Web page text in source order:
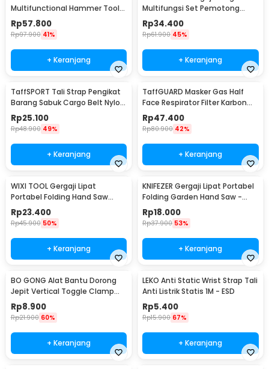
Multifunctional Hammer Tool
for Camping Survival - WL-
9003
Rp57.800
Rp97.900 41%
+ Keranjang
Multifungsi Set Pemotong
Kayu Besi
Rp34.400
Rp61.900 45%
+ Keranjang
TaffSPORT Tali Strap Pengikat
Barang Sabuk Cargo Belt Nylon
5M - XR2
Rp25.100
Rp48.900 49%
+ Keranjang
TaffGUARD Masker Gas Half
Face Respirator Filter Karbon
Aktif KN95 - 6200
Rp47.400
Rp80.900 42%
+ Keranjang
WIXI TOOL Gergaji Lipat
Portabel Folding Hand Saw
39cm - JSZ-002
Rp23.400
Rp45.900 50%
+ Keranjang
KNIFEZER Gergaji Lipat Portabel
Folding Garden Hand Saw -
LA145
Rp18.000
Rp37.900 53%
+ Keranjang
BO GONG Alat Bantu Dorong
Jepit Vertical Toggle Clamp
Hold Down Handle - GH-13009
Rp8.900
Rp21.900 60%
+ Keranjang
LEKO Anti Static Wrist Strap Tali
Anti Listrik Statis 1M - ESD
Rp5.400
Rp15.900 67%
+ Keranjang